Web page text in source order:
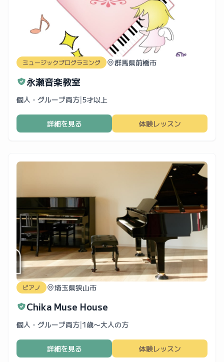
ミュージックプログラミング 群馬県前橋市
永瀬音楽教室
個人・グループ両方|5才以上
詳細を見る 体験レッスン
ピアノ 埼玉県狭山市
Chika Muse House
個人・グループ両方|1歳〜大人の方
詳細を見る 体験レッスン